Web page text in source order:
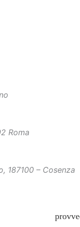
Roma
187100 – Cosenza